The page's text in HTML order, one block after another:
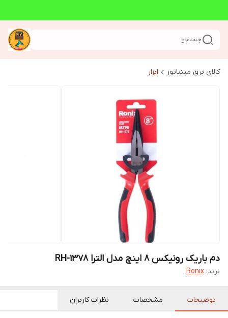
جستجو
کالای برق مینیاتور ابزار
دم باریک رونیکس 8 اینچ مدل الترا RH-1378
برند: Ronix
توضیحات مشخصات نظرات کاربران